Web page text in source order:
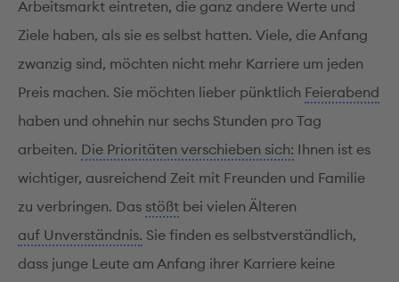
Arbeitsmarkt eintreten, die ganz andere Werte und
Ziele haben, als sie es selbst hatten. Viele, die Anfang
zwanzig sind, möchten nicht mehr Karriere um jeden
Preis machen. Sie möchten lieber pünktlich Feierabend
haben und ohnehin nur sechs Stunden pro Tag
arbeiten. Die Prioritäten verschieben sich: Ihnen ist es
wichtiger, ausreichend Zeit mit Freunden und Familie
zu verbringen. Das stößt bei vielen Älteren
auf Unverständnis. Sie finden es selbstverständlich,
dass junge Leute am Anfang ihrer Karriere keine